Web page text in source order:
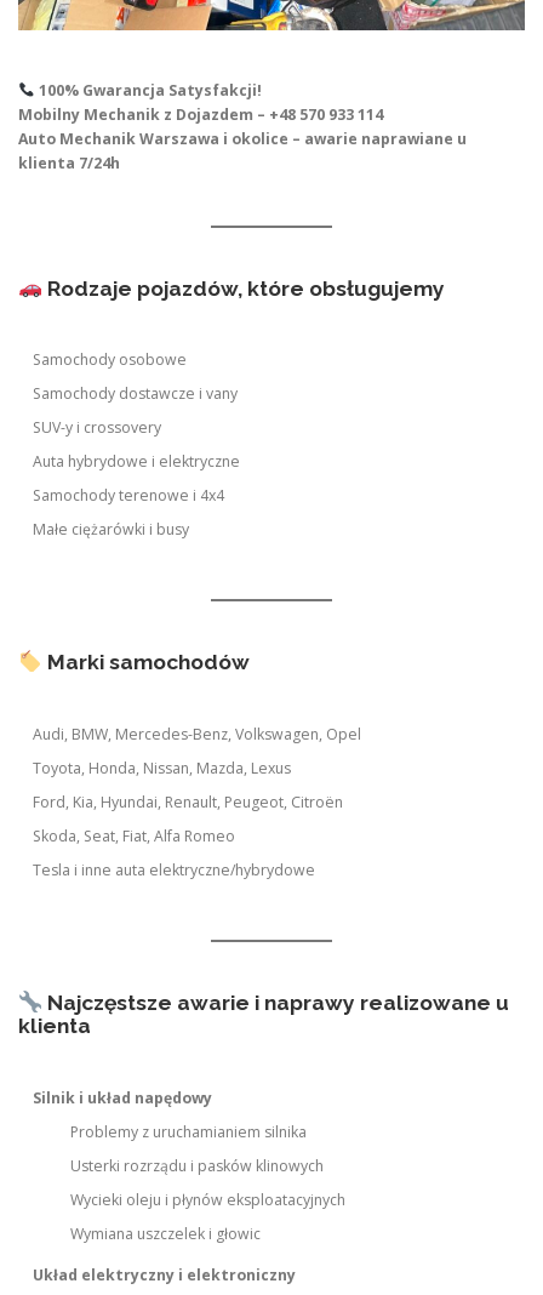
100% Gwarancja Satysfakcji!
Mobilny Mechanik z Dojazdem – +48 570 933 114
Auto Mechanik Warszawa i okolice – awarie naprawiane u
klienta 7/24h
Rodzaje pojazdów, które obsługujemy
Samochody osobowe
Samochody dostawcze i vany
SUV-y i crossovery
Auta hybrydowe i elektryczne
Samochody terenowe i 4x4
Małe ciężarówki i busy
Marki samochodów
Audi, BMW, Mercedes-Benz, Volkswagen, Opel
Toyota, Honda, Nissan, Mazda, Lexus
Ford, Kia, Hyundai, Renault, Peugeot, Citroën
Skoda, Seat, Fiat, Alfa Romeo
Tesla i inne auta elektryczne/hybrydowe
Najczęstsze awarie i naprawy realizowane u
klienta
Silnik i układ napędowy
Problemy z uruchamianiem silnika
Usterki rozrządu i pasków klinowych
Wycieki oleju i płynów eksploatacyjnych
Wymiana uszczelek i głowic
Układ elektryczny i elektroniczny